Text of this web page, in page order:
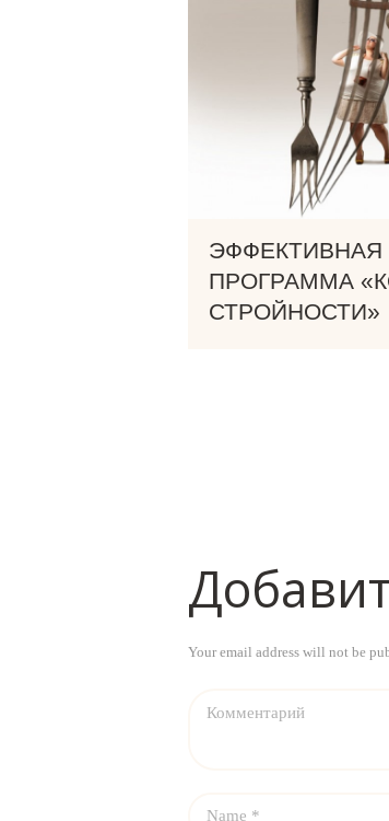
ЭФФЕКТИВНАЯ
ПРОГРАММА
СТРОЙНОСТИ»
Your email address will not be